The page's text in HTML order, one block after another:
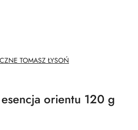
TOMASZ ŁYSOŃ
esencja orientu 120 g